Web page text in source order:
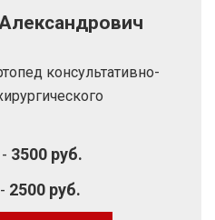
консультативно-
3500 руб.
2500 руб.